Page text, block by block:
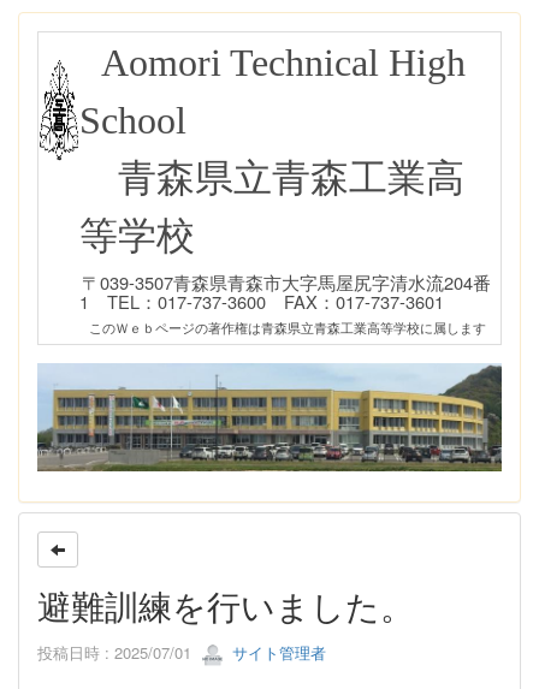
Aomori Technical High
School
青森県立青森工業高
等学校
〒039-3507青森県青森市大字馬屋尻字清水流204番
1 TEL：017-737-3600 FAX：017-737-3601
このＷｅｂページの著作権は青森県立青森工業高等学校に属します
避難訓練を行いました。
投稿日時 : 2025/07/01 サイト管理者